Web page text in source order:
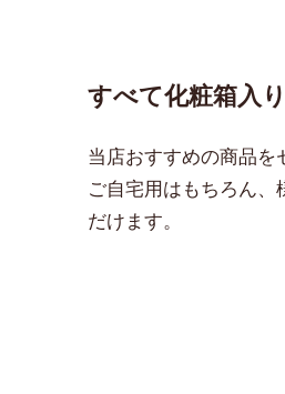
すべて化粧箱入
当店おすすめの商品を
ご自宅用はもちろん、
だけます。